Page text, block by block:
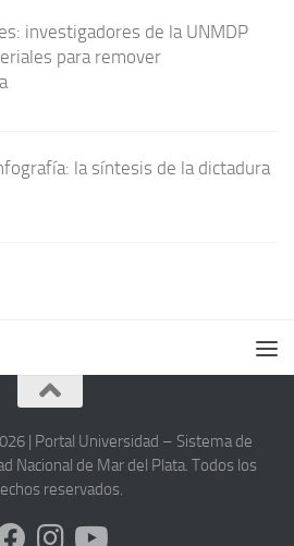
investigadores de la UNMDP
para remover
la síntesis de la dictadura
| Portal Universidad – Sistema de
Nacional de Mar del Plata. Todos los
reservados.